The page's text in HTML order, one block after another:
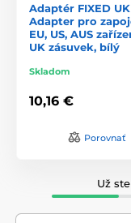
Adaptér FIXED UK
Adapter pro
EU, US, AUS
UK zásuvek, bílý
Skladom
10,16 €
Porovnať
Už